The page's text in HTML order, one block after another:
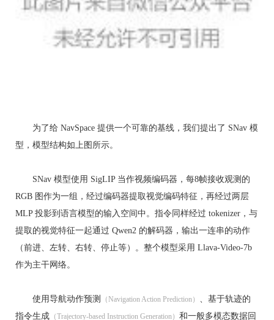
为了给 NavSpace 提供一个可靠的基线，我们提出了 SNav 模
型，模型结构如上图所示。
SNav 模型使用 SigLIP 当作视频编码器，每8帧接收观测的
RGB 图作为一组，经过编码器提取视觉编码特征，再经过两层
MLP 投影到语言模型的输入空间中。指令同样经过 tokenizer，与
提取的视觉特征一起通过 Qwen2 的解码器，输出一连串的动作
（前进、左转、右转、停止等）。整个模型采用 Llava-Video-7b
作为主干网络。
使用导航动作预测 （Navigation Action Prediction） 、基于轨迹的
指令生成 （Trajectory-based Instruction Generation） 和一般多模态数据回